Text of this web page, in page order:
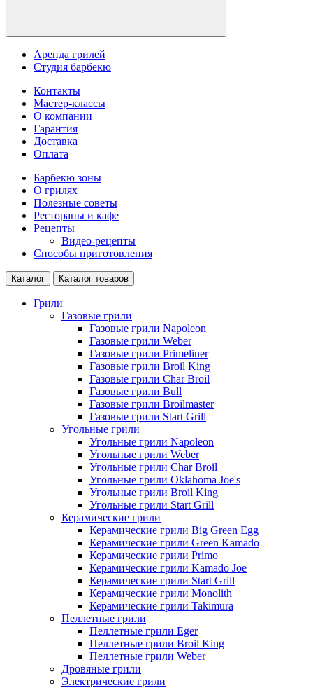
Аренда грилей
Студия барбекю
Контакты
Мастер-классы
О компании
Гарантия
Доставка
Оплата
Барбекю зоны
О грилях
Полезные советы
Рестораны и кафе
Рецепты
Видео-рецепты
Способы приготовления
Каталог Каталог товаров
Грили
Газовые грили
Газовые грили Napoleon
Газовые грили Weber
Газовые грили Primeliner
Газовые грили Broil King
Газовые грили Char Broil
Газовые грили Bull
Газовые грили Broilmaster
Газовые грили Start Grill
Угольные грили
Угольные грили Napoleon
Угольные грили Weber
Угольные грили Char Broil
Угольные грили Oklahoma Joe's
Угольные грили Broil King
Угольные грили Start Grill
Керамические грили
Керамические грили Big Green Egg
Керамические грили Green Kamado
Керамические грили Primo
Керамические грили Kamado Joe
Керамические грили Start Grill
Керамические грили Monolith
Керамические грили Takimura
Пеллетные грили
Пеллетные грили Eger
Пеллетные грили Broil King
Пеллетные грили Weber
Дровяные грили
Электрические грили